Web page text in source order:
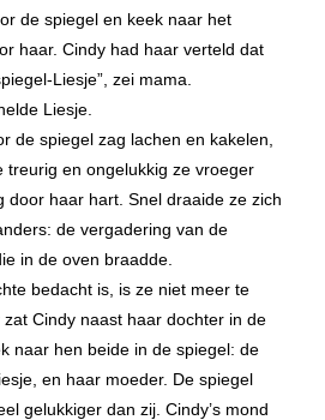
de spiegel en keek naar het
haar. Cindy had haar verteld dat
Liesje”, zei mama.
Liesje.
de spiegel zag lachen en kakelen,
treurig en ongelukkig ze vroeger
door haar hart. Snel draaide ze zich
de vergadering van de
in de oven braadde.
bedacht is, is ze niet meer te
Cindy naast haar dochter in de
naar hen beide in de spiegel: de
en haar moeder. De spiegel
gelukkiger dan zij. Cindy’s mond